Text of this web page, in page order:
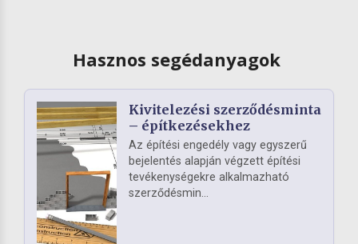
Hasznos segédanyagok
Kivitelezési szerződésminta
– építkezésekhez
Az építési engedély vagy egyszerű
bejelentés alapján végzett építési
tevékenységekre alkalmazható
szerződésmin...